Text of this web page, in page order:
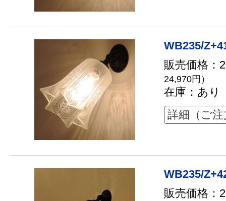
WB235/
販売価格：
24,970円）
在庫：あり
詳細（ご
WB235/
販売価格：